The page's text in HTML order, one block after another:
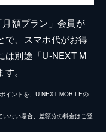
額プラン」会員が
で、スマホ代がお得
は別途「U-NEXT M
。
イントを、U-NEXT MOBILEの
ない場合、差額分の料金はご登